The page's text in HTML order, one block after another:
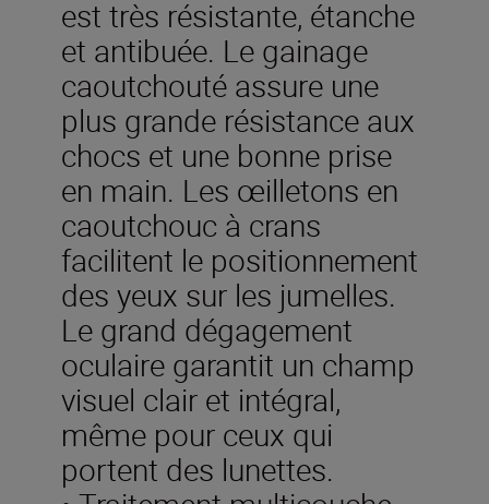
est très résistante, étanche
et antibuée. Le gainage
caoutchouté assure une
plus grande résistance aux
chocs et une bonne prise
en main. Les œilletons en
caoutchouc à crans
facilitent le positionnement
des yeux sur les jumelles.
Le grand dégagement
oculaire garantit un champ
visuel clair et intégral,
même pour ceux qui
portent des lunettes.